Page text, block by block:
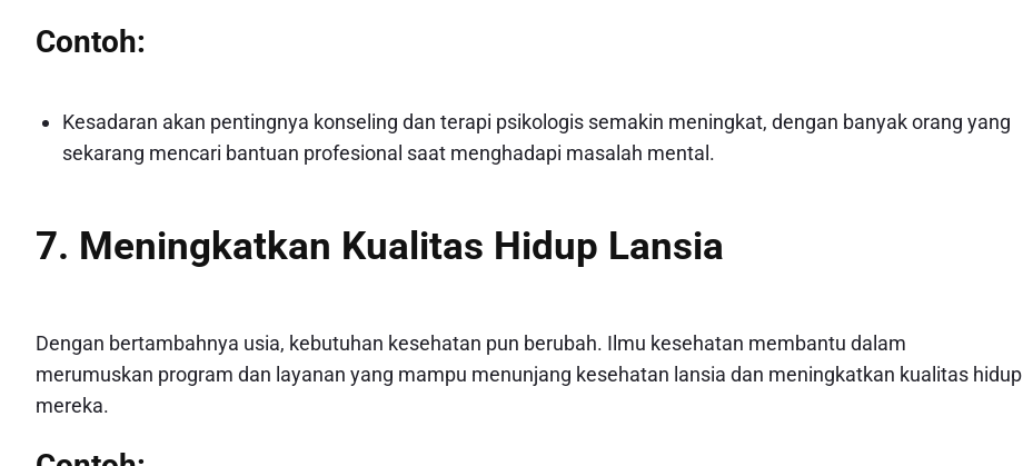
Contoh:
Kesadaran akan pentingnya konseling dan terapi psikologis semakin meningkat, dengan banyak orang yang
sekarang mencari bantuan profesional saat menghadapi masalah mental.
7. Meningkatkan Kualitas Hidup Lansia
Dengan bertambahnya usia, kebutuhan kesehatan pun berubah. Ilmu kesehatan membantu dalam
merumuskan program dan layanan yang mampu menunjang kesehatan lansia dan meningkatkan kualitas hidup
mereka.